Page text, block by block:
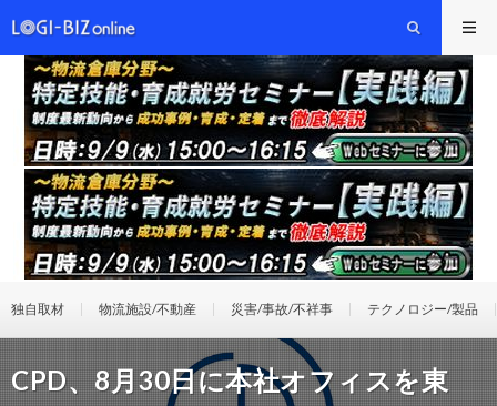
独自取材 物流施設/不動産 災害/事故/不祥事 テクノロジー/製品
CPD、8月30日に本社オフィスを東